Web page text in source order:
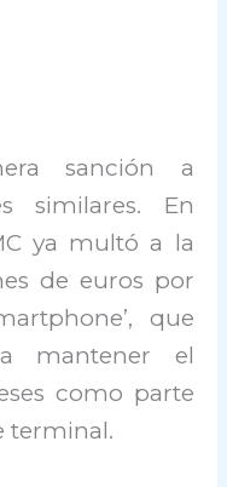
sanción a
similares. En
ya multó a la
de euros por
que
mantener el
como parte
terminal.